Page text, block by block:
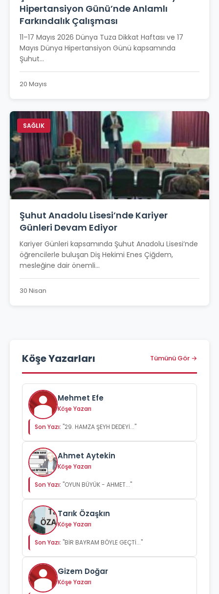
Hipertansiyon Günü’nde Anlamlı
Farkındalık Çalışması
11–17 Mayıs 2026 Dünya Tuza Dikkat Haftası ve 17
Mayıs Dünya Hipertansiyon Günü kapsamında
Şuhut...
20 Mayıs
SAĞLIK
Şuhut Anadolu Lisesi’nde Kariyer
Günleri Devam Ediyor
Kariyer Günleri kapsamında Şuhut Anadolu Lisesi’nde
öğrencilerle buluşan Diş Hekimi Enes Çiğdem,
mesleğine dair önemli...
30 Nisan
Köşe Yazarları Tümünü Gör →
Mehmet Efe
Köşe Yazarı
Son Yazı: "29. HAMZA ŞEYH DEDEYİ..."
Ahmet Aytekin
Köşe Yazarı
Son Yazı: "OYUN BÜYÜK - AHMET..."
Tarık Özaşkın
Köşe Yazarı
Son Yazı: "BİR BAYRAM BÖYLE GEÇTİ..."
Gizem Doğar
Köşe Yazarı